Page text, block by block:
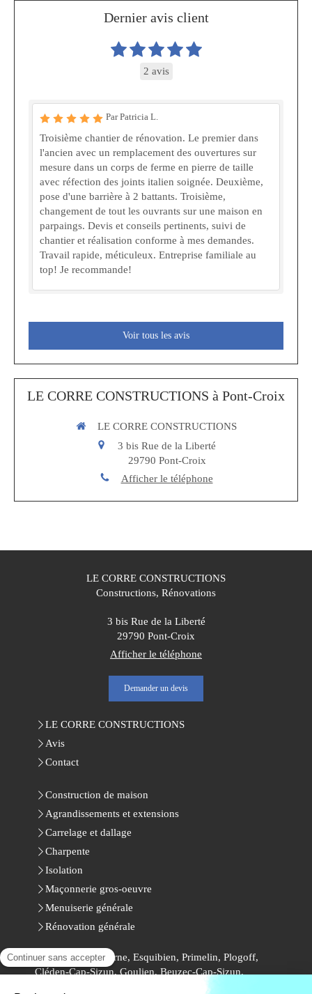
Dernier avis client
2 avis
Par Patricia L.
Troisième chantier de rénovation. Le premier dans
l'ancien avec un remplacement des ouvertures sur
mesure dans un corps de ferme en pierre de taille
avec réfection des joints italien soignée. Deuxième,
pose d'une barrière à 2 battants. Troisième,
changement de tout les ouvrants sur une maison en
parpaings. Devis et conseils pertinents, suivi de
chantier et réalisation conforme à mes demandes.
Travail rapide, méticuleux. Entreprise familiale au
top! Je recommande!
Voir tous les avis
LE CORRE CONSTRUCTIONS à Pont-Croix
LE CORRE CONSTRUCTIONS
3 bis Rue de la Liberté
29790 Pont-Croix
Afficher le téléphone
LE CORRE CONSTRUCTIONS
Constructions, Rénovations
3 bis Rue de la Liberté
29790 Pont-Croix
Afficher le téléphone
Demander un devis
LE CORRE CONSTRUCTIONS
Avis
Contact
Construction de maison
Agrandissements et extensions
Carrelage et dallage
Charpente
Isolation
Maçonnerie gros-oeuvre
Menuiserie générale
Rénovation générale
Pont-Croix, Audierne, Esquibien, Primelin, Plogoff,
Cléden-Cap-Sizun, Goulien, Beuzec-Cap-Sizun,